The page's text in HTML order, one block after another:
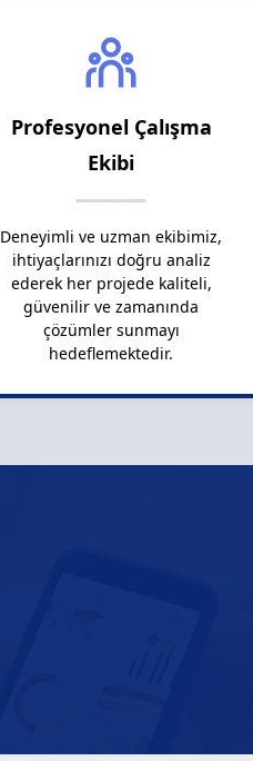
Profesyonel Çalışma
Ekibi
Deneyimli ve uzman ekibimiz,
ihtiyaçlarınızı doğru analiz
ederek her projede kaliteli,
güvenilir ve zamanında
çözümler sunmayı
hedeflemektedir.